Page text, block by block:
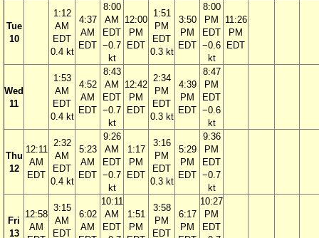
Tue
10
1:12
AM
EDT
0.4 kt
4:37
AM
EDT
8:00
AM
EDT
−0.7
kt
12:00
PM
EDT
1:51
PM
EDT
0.3 kt
3:50
PM
EDT
8:00
PM
EDT
−0.6
kt
11:26
PM
EDT
Wed
11
1:53
AM
EDT
0.4 kt
4:52
AM
EDT
8:43
AM
EDT
−0.7
kt
12:42
PM
EDT
2:34
PM
EDT
0.3 kt
4:39
PM
EDT
8:47
PM
EDT
−0.6
kt
Thu
12
12:11
AM
EDT
2:32
AM
EDT
0.4 kt
5:23
AM
EDT
9:26
AM
EDT
−0.7
kt
1:17
PM
EDT
3:16
PM
EDT
0.3 kt
5:29
PM
EDT
9:36
PM
EDT
−0.7
kt
Fri
13
12:58
AM
3:15
AM
EDT
6:02
AM
10:11
AM
EDT
1:51
PM
3:58
PM
EDT
6:17
PM
10:27
PM
EDT